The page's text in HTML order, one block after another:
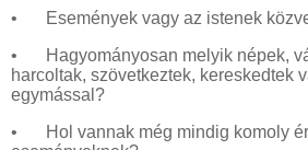
•
Események vagy az istenek
•
Hagyományosan melyik népek,
harcoltak, szövetkeztek, kereskedtek
egymással?
•
Hol vannak még mindig komoly